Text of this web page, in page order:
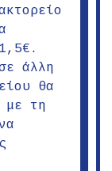
€ .
άλλη
θα
με τη